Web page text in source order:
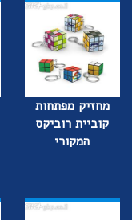
מחזיק מפתחות
קוביית רוביקס
המקורי